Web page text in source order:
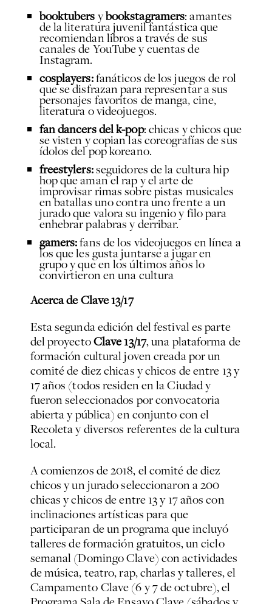
booktubersybookstagramers: amantes
de la literatura juvenil fantástica que
recomiendan libros a través de sus
canales de YouTube y cuentas de
Instagram.
cosplayers:fanáticos de los juegos de rol
que se disfrazan para representar a sus
personajes favoritos de manga, cine,
literatura o videojuegos.
fan dancers del k-pop: chicas y chicos que
se visten y copian las coreografías de sus
ídolos del pop koreano.
freestylers:seguidores de la cultura hip
hop que aman el rap y el arte de
improvisar rimas sobre pistas musicales
en batallas uno contra uno frente a un
jurado que valora su ingenio y filo para
enhebrar palabras y derribar.
gamers:fans de los videojuegos en línea a
los que les gusta juntarse a jugar en
grupo y que en los últimos años lo
convirtieron en una cultura
Acerca de Clave 13/17
Esta segunda edición del festival es parte
del proyectoClave 13/17, una plataforma de
formación cultural joven creada por un
comité de diez chicas y chicos de entre 13 y
17 años (todos residen en la Ciudad y
fueron seleccionados por convocatoria
abierta y pública) en conjunto con el
Recoleta y diversos referentes de la cultura
local.
A comienzos de 2018, el comité de diez
chicos y un jurado seleccionaron a 200
chicas y chicos de entre 13 y 17 años con
inclinaciones artísticas para que
participaran de un programa que incluyó
talleres de formación gratuitos, un ciclo
semanal (Domingo Clave) con actividades
de música, teatro, rap, charlas y talleres, el
Campamento Clave (6 y 7 de octubre), el